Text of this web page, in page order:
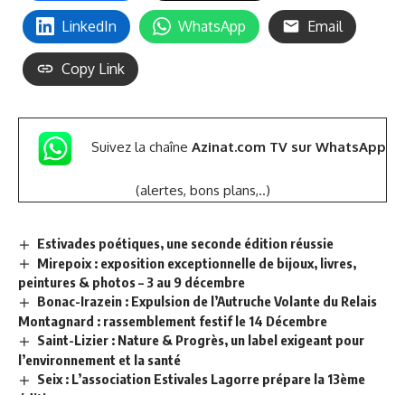
LinkedIn WhatsApp Email
Copy Link
Suivez la chaîne Azinat.com TV sur WhatsApp
(alertes, bons plans,..)
Estivades poétiques, une seconde édition réussie
Mirepoix : exposition exceptionnelle de bijoux, livres,
peintures & photos – 3 au 9 décembre
Bonac-Irazein : Expulsion de l’Autruche Volante du Relais
Montagnard : rassemblement festif le 14 Décembre
Saint-Lizier : Nature & Progrès, un label exigeant pour
l’environnement et la santé
Seix : L’association Estivales Lagorre prépare la 13ème